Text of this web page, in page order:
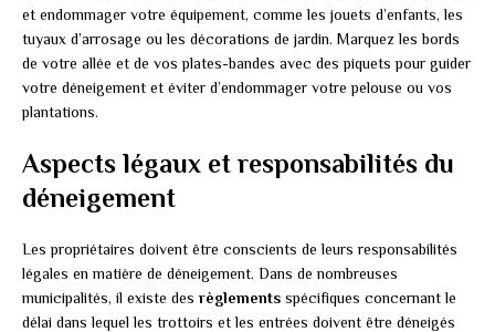
et endommager votre équipement, comme les jouets d’enfants, les
tuyaux d’arrosage ou les décorations de jardin. Marquez les bords
de votre allée et de vos plates-bandes avec des piquets pour guider
votre déneigement et éviter d’endommager votre pelouse ou vos
plantations.
Aspects légaux et responsabilités du
déneigement
Les propriétaires doivent être conscients de leurs responsabilités
légales en matière de déneigement. Dans de nombreuses
municipalités, il existe des règlements spécifiques concernant le
délai dans lequel les trottoirs et les entrées doivent être déneigés